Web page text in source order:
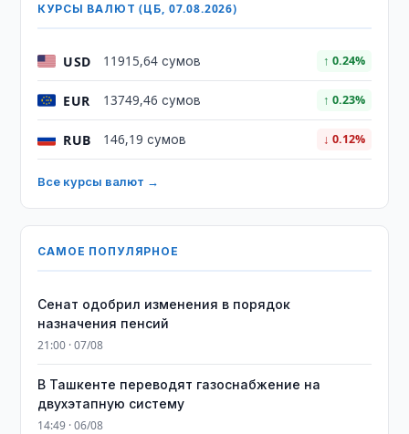
КУРСЫ ВАЛЮТ (ЦБ, 07.08.2026)
USD 11915,64 сумов ↑ 0.24%
EUR 13749,46 сумов ↑ 0.23%
RUB 146,19 сумов ↓ 0.12%
Все курсы валют →
САМОЕ ПОПУЛЯРНОЕ
Сенат одобрил изменения в порядок
назначения пенсий
21:00 · 07/08
В Ташкенте переводят газоснабжение на
двухэтапную систему
14:49 · 06/08